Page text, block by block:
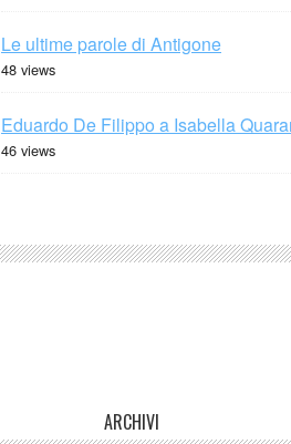
Le ultime parole di Antigone
48 views
Eduardo De Filippo a Isabella
46 views
ARCHIVI